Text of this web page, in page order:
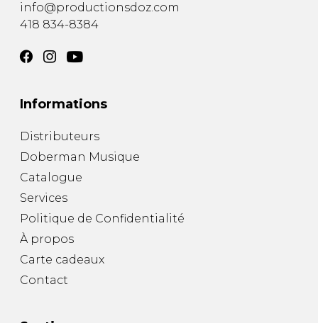
info@productionsdoz.com
418 834-8384
Informations
Distributeurs
Doberman Musique
Catalogue
Services
Politique de Confidentialité
À propos
Carte cadeaux
Contact